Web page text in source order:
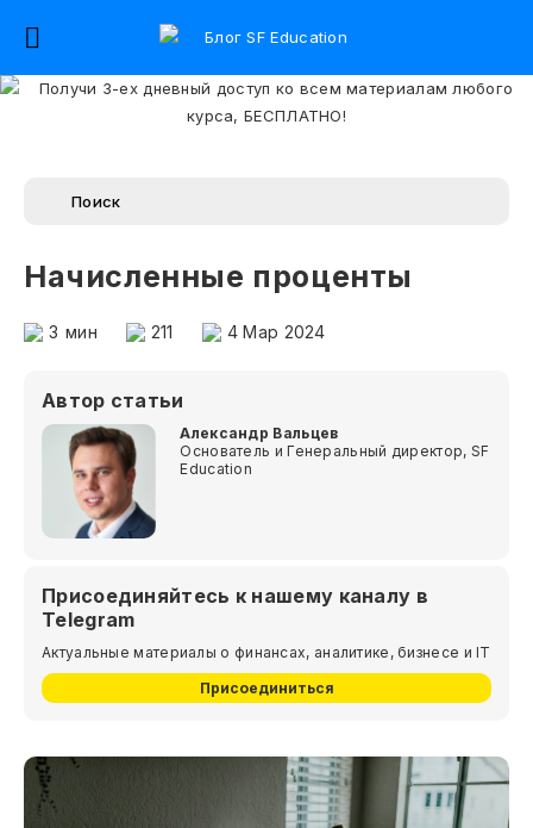
Начисленные проценты
3 мин 211 4 Мар 2024
Автор статьи
Александр Вальцев
Основатель и Генеральный директор, SF
Education
Присоединяйтесь к нашему каналу в
Telegram
Актуальные материалы о финансах, аналитике, бизнесе и IT
Присоединиться